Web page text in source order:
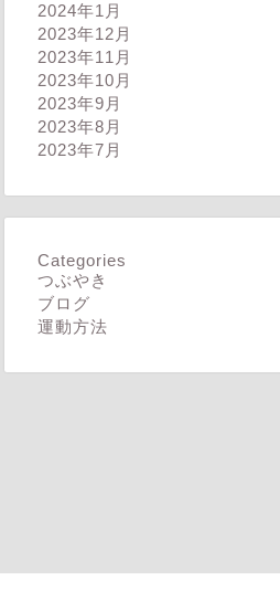
久々によく寝れた
2024年1月
2023年12月
2023年11月
2023年10月
2023年9月
2023年8月
2023年7月
Categories
つぶやき
ブログ
運動方法